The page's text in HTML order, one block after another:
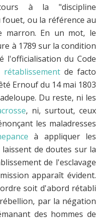
à la "discipline
ou la référence au
marron. En un mot, le
à 1789 sur la condition
l'officialisation du Code
rétablissement de facto
Ernouf du 14 mai 1803
Du reste, ni les
, ni, surtout, ceux
les maladresses
à appliquer les
de doutes sur la
de l'esclavage
apparaît évident.
soit d'abord rétabli
par la négation
des hommes de